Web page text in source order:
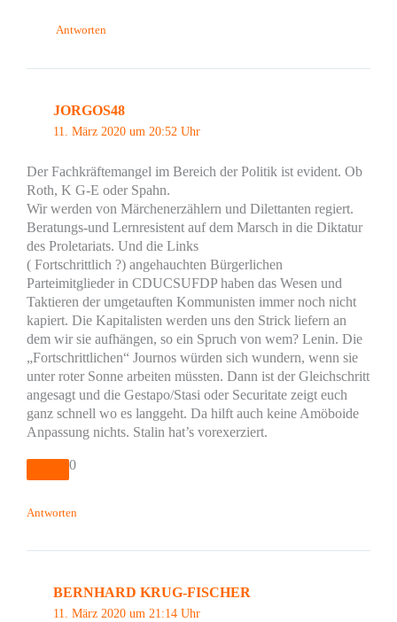
Antworten
JORGOS48
11. März 2020 um 20:52 Uhr
Der Fachkräftemangel im Bereich der Politik ist evident. Ob
Roth, K G-E oder Spahn.
Wir werden von Märchenerzählern und Dilettanten regiert.
Beratungs-und Lernresistent auf dem Marsch in die Diktatur
des Proletariats. Und die Links
( Fortschrittlich ?) angehauchten Bürgerlichen
Parteimitglieder in CDUCSUFDP haben das Wesen und
Taktieren der umgetauften Kommunisten immer noch nicht
kapiert. Die Kapitalisten werden uns den Strick liefern an
dem wir sie aufhängen, so ein Spruch von wem? Lenin. Die
„Fortschrittlichen“ Journos würden sich wundern, wenn sie
unter roter Sonne arbeiten müssten. Dann ist der Gleichschritt
angesagt und die Gestapo/Stasi oder Securitate zeigt euch
ganz schnell wo es langgeht. Da hilft auch keine Amöboide
Anpassung nichts. Stalin hat’s vorexerziert.
0
Antworten
BERNHARD KRUG-FISCHER
11. März 2020 um 21:14 Uhr